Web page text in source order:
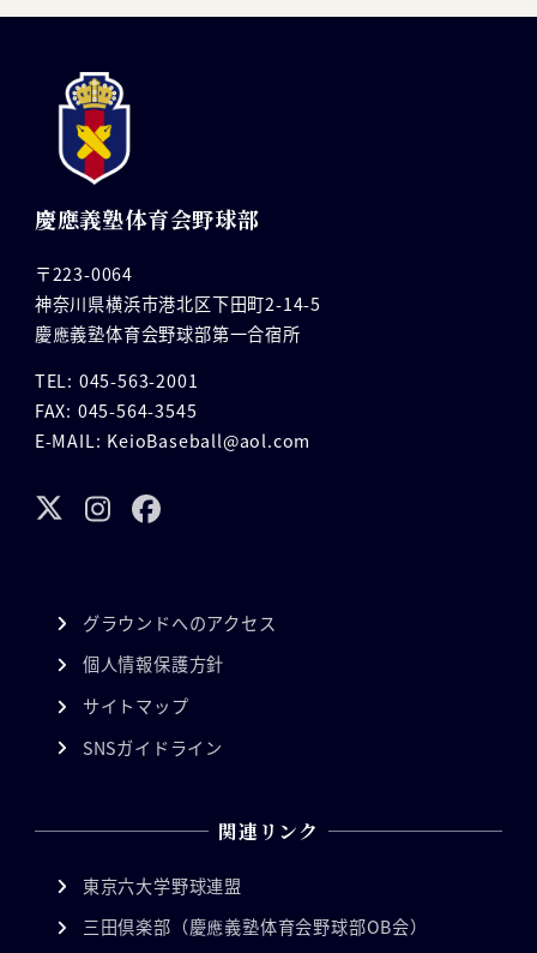
慶應義塾体育会野球部
〒223-0064
神奈川県横浜市港北区下田町2-14-5
慶應義塾体育会野球部第一合宿所
TEL: 045-563-2001
FAX: 045-564-3545
E-MAIL: KeioBaseball@aol.com
グラウンドへのアクセス
個人情報保護方針
サイトマップ
SNSガイドライン
関連リンク
東京六大学野球連盟
三田倶楽部（慶應義塾体育会野球部OB会）